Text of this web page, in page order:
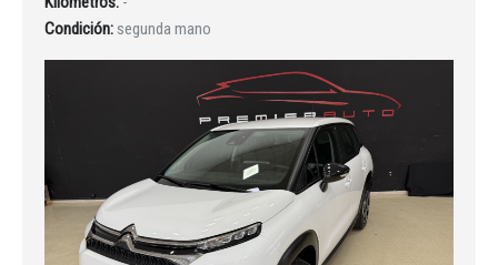
Condición: segunda mano